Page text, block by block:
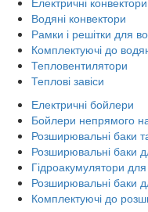
Водяні конвектори
Рамки і решітки для
Комплектуючі до
Тепловентилятори
Теплові завіси
Електричні бойлери
Бойлери непрямого
Розширювальні баки
Розширювальні баки
Гідроакумулятори
Розширювальні баки
Комплектуючі до